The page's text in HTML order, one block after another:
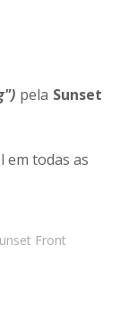
pela Sunset
em todas as
Front